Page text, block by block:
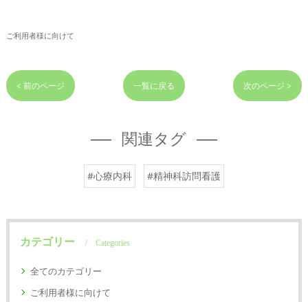
ご利用者様に向けて
< 前のページ 一覧に戻る 次のページ >
関連タグ
#心療内科 #精神科訪問看護
カテゴリー Categories
全てのカテゴリー
ご利用者様に向けて